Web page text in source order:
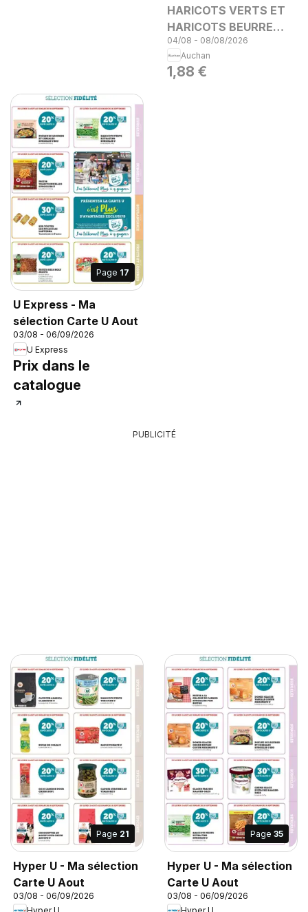
HARICOTS VERTS ET
HARICOTS BEURRE
CASSEGRAIN, Lot de 2
x 220 g
04/08 - 08/08/2026
Auchan
1,88 €
Page 17
U Express - Ma
sélection Carte U Aout
03/08 - 06/09/2026
U Express
Prix dans le
catalogue
PUBLICITÉ
Page 21
Hyper U - Ma sélection
Carte U Aout
03/08 - 06/09/2026
Page 35
Hyper U - Ma sélection
Carte U Aout
03/08 - 06/09/2026